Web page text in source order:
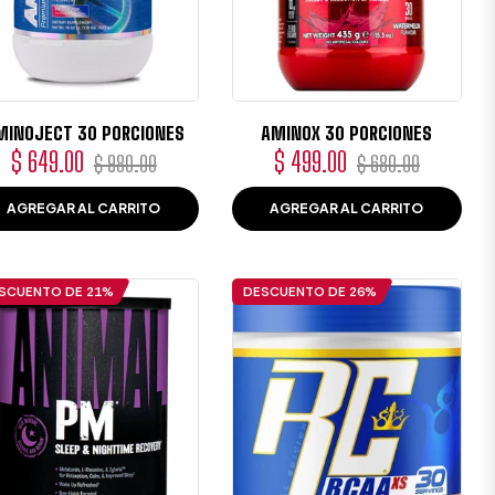
30 PORCIONES
Precio
habitual
$ 649.00 $ 980.00Precio
de
oferta
AGREGAR AL CARRITO
AMINOX 30 PORCIONES
Precio
habitual
$ 499.00 $ 680.00Precio
de
oferta
AGREGAR AL CARRITO
DE 21% DESCUENTO DE 26%